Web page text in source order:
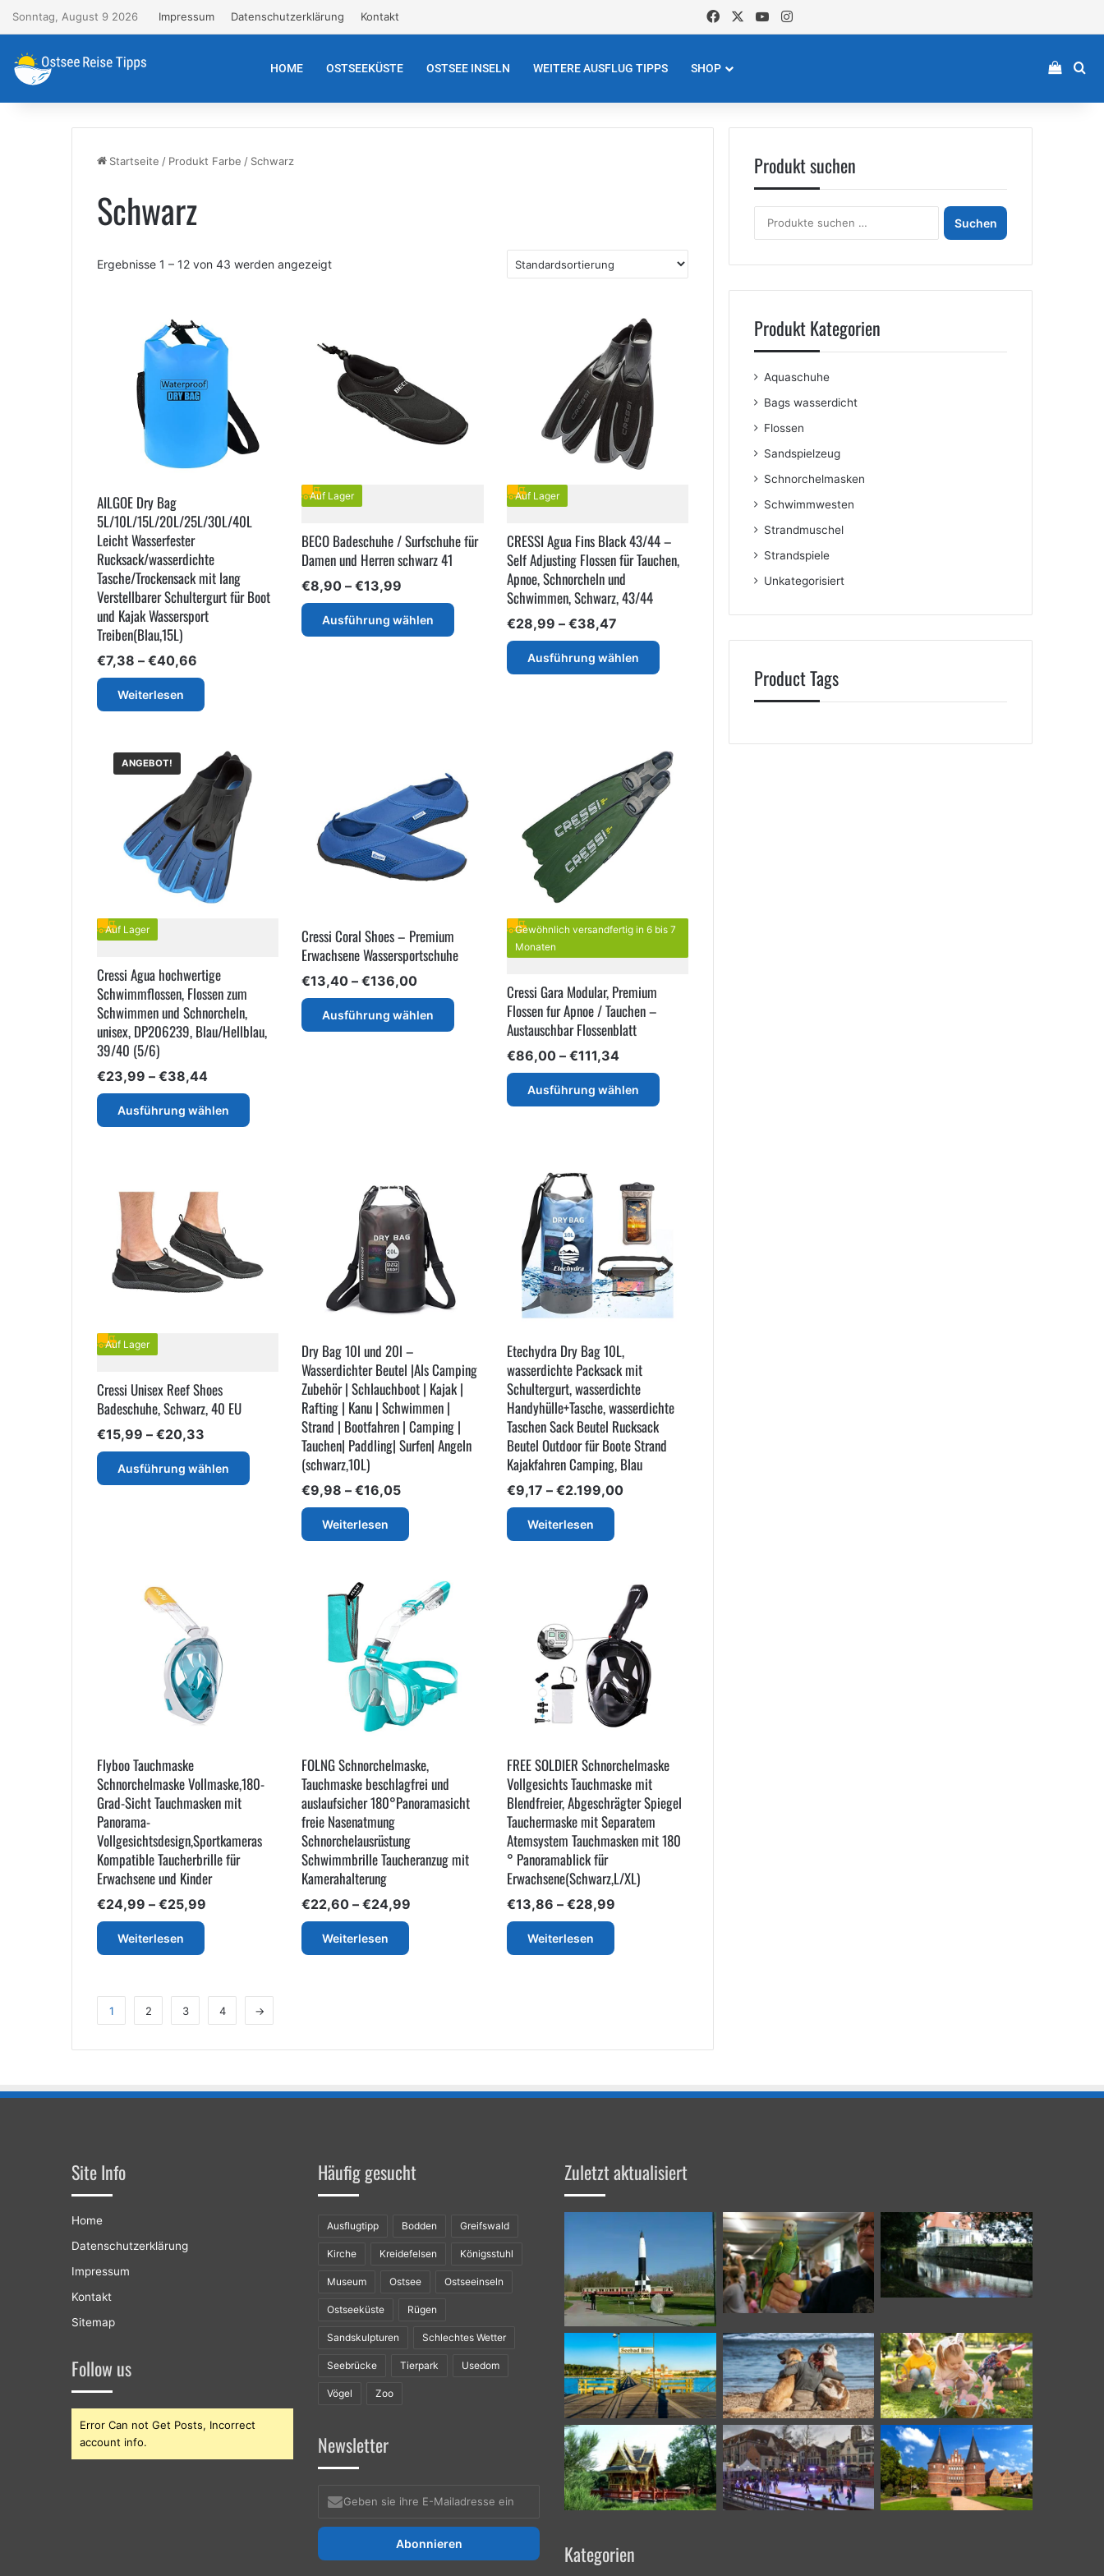
Sonntag, August 9 2026 Impressum Datenschutzerklärung Kontakt FacebookYouTubeInstagram
HOME OSTSEEKÜSTE OSTSEE INSELN WEITERE AUSFLUG TIPPS SHOP
Startseite / Produkt Farbe / Schwarz
Schwarz
Ergebnisse 1 – 12 von 43 werden angezeigt
AILGOE Dry Bag
5L/10L/15L/20L/25L/30L/40L
Leicht Wasserfester
Rucksack/wasserdichte
Tasche/Trockensack mit lang
Verstellbarer Schultergurt für Boot
und Kajak Wassersport
Treiben(Blau,15L)
€7,38 – €40,66
€7,38
€40,66
Weiterlesen
Auf Lager
BECO Badeschuhe / Surfschuhe für
Damen und Herren schwarz 41
€8,90 –€13,99
€8,90
bis
€13,99
Ausführung wählen
Dieses
Produkt
der
Produktseite
gewählt
Auf Lager
CRESSI Agua Fins Black 43/44 –
Self Adjusting Flossen für Tauchen,
Apnoe, Schnorcheln und
Schwimmen, Schwarz, 43/44
€28,99 – €38,47Preisspanne:
€28,99
bis
€38,47
Ausführung wählen
Dieses
Produkt
Die
Optionen
können
ANGEBOT!
Auf Lager
Cressi Agua hochwertige
Schwimmflossen, Flossen zum
Schwimmen und Schnorcheln,
unisex, DP206239, Blau/Hellblau,
39/40 (5/6)
€23,99 – €38,44Preisspanne:
€23,99
bis
€38,44
Ausführung wählen
Dieses
der
Cressi Coral Shoes – Premium
Erwachsene Wassersportschuhe
€13,40 –€136,00Preisspanne:
€13,40
bis
€136,00
Ausführung wählen
Dieses
Gewöhnlich versandfertig in 6 bis 7
Monaten
Cressi Gara Modular, Premium
Flossen fur Apnoe / Tauchen –
Austauschbar Flossenblatt
€86,00 – €111,34Preisspanne:
€86,00
bis
€111,34
Ausführung wählen
Dieses
Produktseite
gewählt
Auf Lager
Cressi Unisex Reef Shoes
Badeschuhe, Schwarz, 40 EU
€15,99 – €20,33
€15,99
bis
€20,33
Ausführung wählen
Dieses
Dry Bag 10l und 20l –
Wasserdichter Beutel |Als Camping
Zubehör | Schlauchboot | Kajak |
Rafting | Kanu | Schwimmen |
Strand | Bootfahren | Camping |
Tauchen| Paddling| Surfen| Angeln
(schwarz,10L)
€9,98 –€16,05Preisspanne:
€9,98
€16,05
Weiterlesen
Etechydra Dry Bag 10L,
wasserdichte Packsack mit
Schultergurt, wasserdichte
Handyhülle+Tasche, wasserdichte
Taschen Sack Beutel Rucksack
Beutel Outdoor für Boote Strand
Kajakfahren Camping, Blau
€9,17 – €2.199,00Preisspanne:
Weiterlesen
Flyboo Tauchmaske
Schnorchelmaske Vollmaske,180-
Grad-Sicht Tauchmasken mit
Panorama-
Vollgesichtsdesign,Sportkameras
Kompatible Taucherbrille für
Erwachsene und Kinder
€24,99 – €25,99
Weiterlesen
FOLNG Schnorchelmaske,
Tauchmaske beschlagfrei und
auslaufsicher 180°Panoramasicht
freie Nasenatmung
Schnorchelausrüstung
Schwimmbrille Taucheranzug mit
Kamerahalterung
€22,60 –€24,99
Weiterlesen
FREE SOLDIER Schnorchelmaske
Vollgesichts Tauchmaske mit
Blendfreier, Abgeschrägter Spiegel
Tauchermaske mit Separatem
Atemsystem Tauchmasken mit 180
° Panoramablick für
Erwachsene(Schwarz,L/XL)
€13,86 – €28,99Preisspanne:
€13,86
€28,99
Weiterlesen
1 2 3 4 →
Produkt suchen
nach:
Suchen
Produkt Kategorien
Aquaschuhe
Bags wasserdicht
Flossen
Sandspielzeug
Schnorchelmasken
Schwimmwesten
Strandmuschel
Strandspiele
Unkategorisiert
Product Tags
Site Info
Home
Datenschutzerklärung
Impressum
Kontakt
Sitemap
Follow us
Error Can not Get Posts, Incorrect
account info.
Häufig gesucht
Ausflugtipp Bodden Greifswald
Kirche Kreidefelsen Königsstuhl
Museum Ostsee Ostseeinseln
Ostseeküste Rügen
Sandskulpturen Schlechtes Wetter
Seebrücke Tierpark Usedom
Vögel Zoo
Newsletter
sie
ihre
Mailadresse
Zuletzt aktualisiert
Kategorien